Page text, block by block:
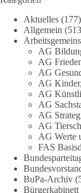
hinausreichen und
zum Rechtsstaat
👉 Hier
partei.de/2026/07/
grundgesetz/
🟩🟩🟦🟦🟥🟥🟧🟧
Es ging weniger
darüber, wie
Grundrechte in
miteinander in
Aktuelles (177)
Allgemein
AG
AG
AG
AG
AG
AG
AG
AG
AG Werte
FAS
BuPa-Archiv
Bürgerkabinett